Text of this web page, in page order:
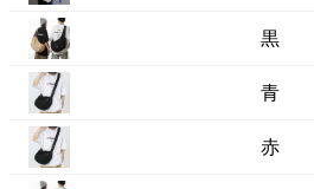
黒
青
赤